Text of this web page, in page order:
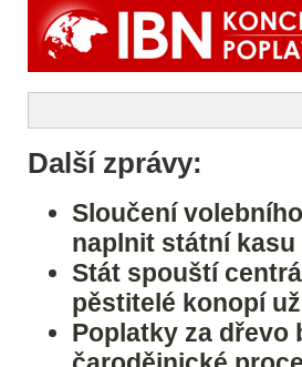
Další zprávy:
Sloučení
naplnit státní
Stát spouští
pěstitelé konopí
Poplatky za dřevo